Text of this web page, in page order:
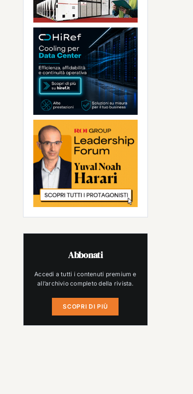
Abbonati
Accedi a tutti i contenuti premium e
all’archivio completo della rivista.
SCOPRI DI PIÙ